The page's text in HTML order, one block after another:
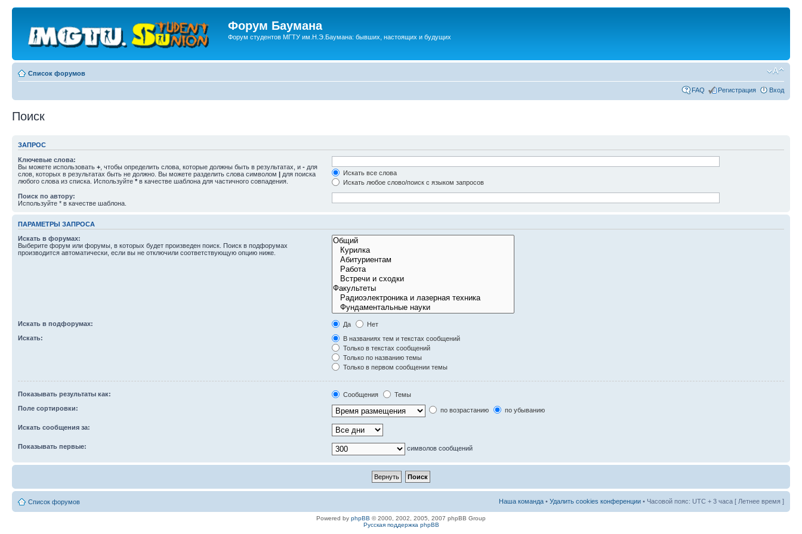
Форум Баумана
Форум студентов МГТУ им.Н.Э.Баумана: бывших, настоящих и будущих
Список форумов
FAQ Регистрация Вход
Поиск
ЗАПРОС
Ключевые слова:
Вы можете использовать + , чтобы определить слова, которые должны быть в результатах, и - для
слов, которых в результатах быть не должно. Вы можете разделить слова символом | для поиска
любого слова из списка. Используйте * в качестве шаблона для частичного совпадения.
Искать все слова
Искать любое слово/поиск с языком запросов
Поиск по автору:
Используйте * в качестве шаблона.
ПАРАМЕТРЫ ЗАПРОСА
Искать в форумах:
Выберите форум или форумы, в которых будет произведен поиск. Поиск в подфорумах
производится автоматически, если вы не отключили соответствующую опцию ниже.
Искать в подфорумах: Да
Нет
Искать:
В названиях тем и текстах сообщений
Только в текстах сообщений
Только по названию темы
Только в первом сообщении темы
Показывать результаты как: Сообщения
Темы
Поле сортировки:
по возрастанию по убыванию
Искать сообщения за:
Показывать первые: символов сообщений
Список форумов Наша команда • Удалить cookies конференции • Часовой пояс: UTC + 3 часа [ Летнее время ]
Powered by phpBB © 2000, 2002, 2005, 2007 phpBB Group
Русская поддержка phpBB